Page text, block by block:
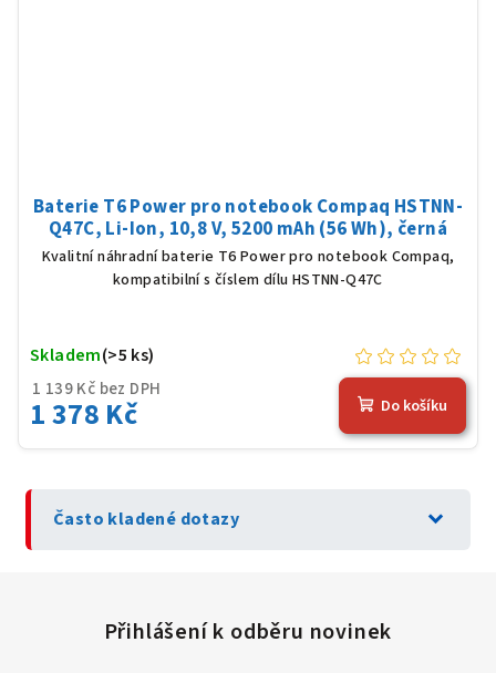
Baterie T6 Power pro notebook Compaq HSTNN-
Q47C, Li-Ion, 10,8 V, 5200 mAh (56 Wh), černá
Kvalitní náhradní baterie T6 Power pro notebook Compaq,
kompatibilní s číslem dílu HSTNN-Q47C
1 139 Kč bez DPH
1 378 Kč
Skladem(>5 ks)
Do košíku
Často kladené dotazy expand_more